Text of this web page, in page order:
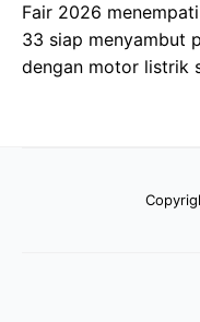
Fair 2026
33 siap menyambut
dengan motor listrik